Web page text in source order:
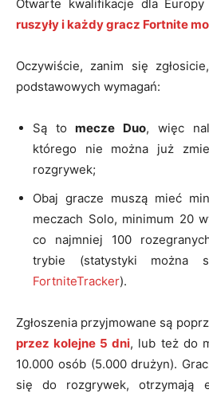
Otwarte kwalifikacje dla
ruszyły i każdy gracz Fortnite
Oczywiście, zanim się
podstawowych wymagań:
Są tomecze Duo, więc
którego nie można już
rozgrywek;
Obaj gracze muszą mieć
meczach Solo, minimum 20
co najmniej 100
trybie (statystyki można
FortniteTracker).
Zgłoszenia przyjmowane są
przez kolejne 5 dni, lub też do
10.000 osób (5.000 drużyn).
się do rozgrywek, otrzymają